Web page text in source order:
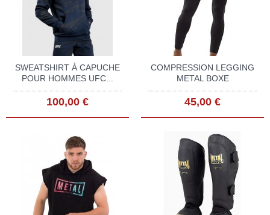
SWEATSHIRT À CAPUCHE
POUR HOMMES UFC...
100,00 €
COMPRESSION LEGGING
METAL BOXE
45,00 €